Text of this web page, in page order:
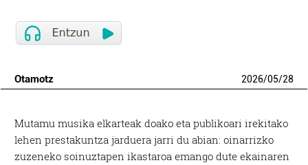
Otamotz 2026/05/28
Mutamu musika elkarteak doako eta publikoari irekitako
lehen prestakuntza jarduera jarri du abian: oinarrizko
zuzeneko soinuztapen ikastaroa emango dute ekainaren